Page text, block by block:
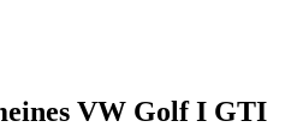
VW Golf I GTI